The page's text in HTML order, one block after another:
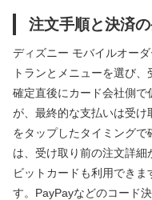
注文手順と決済
ディズニー モバイルオー
トランとメニューを選び、
確定直後にカード会社側で
が、最終的な支払いは受け
をタップしたタイミング
は、受け取り前の注文詳
ビットカードも利用でき
す。PayPayなどのコード